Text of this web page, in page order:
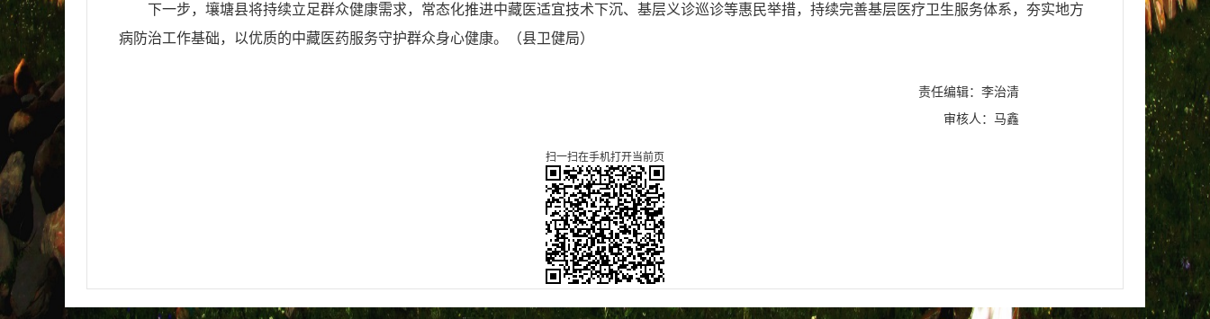
下一步，壤塘县将持续立足群众健康需求，常态化推进中藏医适宜技术下沉、基层义诊巡诊等惠民举措，持续完善基层医疗卫生服务体系，夯实地方
病防治工作基础，以优质的中藏医药服务守护群众身心健康。（县卫健局）
责任编辑：李治清
审核人：马鑫
扫一扫在手机打开当前页